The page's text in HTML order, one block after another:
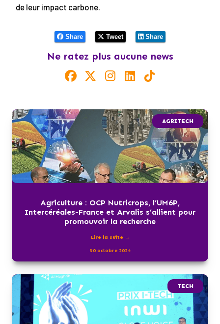
de leur impact carbone.
Share Tweet Share
Ne ratez plus aucune news
AGRITECH
Agriculture : OCP Nutricrops, l’UM6P,
Intercéréales-France et Arvalis s’allient pour
promouvoir la recherche
Lire la suite →
30 octobre 2024
TECH